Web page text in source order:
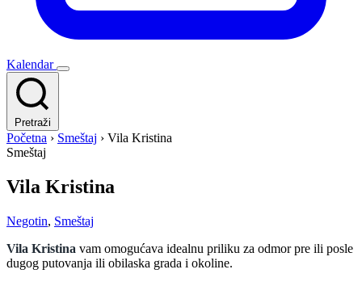
Kalendar
Pretraži
Početna › Smeštaj › Vila Kristina
Smeštaj
Vila Kristina
Negotin, Smeštaj
Vila Kristina vam omogućava idealnu priliku za odmor pre ili posle
dugog putovanja ili obilaska grada i okoline.